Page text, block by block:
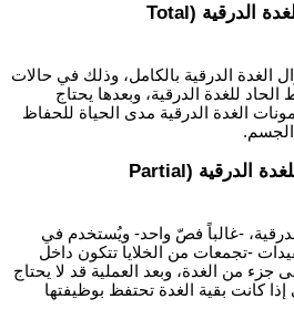
الاستئصال الكامل للغدة الدرقية (Total
الغدة الدرقية بالكامل، وذلك في حالات
الحاد للغدة الدرقية، وبعدها يحتاج
الغدة الدرقية مدى الحياة للحفاظ
الجسم.
الاستئصال الجزئي للغدة الدرقية (Partial
-غالباً فصّ واحد- ويُستخدم في
-تجمعات من الخلايا تتكون داخل
جزء من الغدة، وبعد العملية قد لا يحتاج
كانت بقية الغدة تحتفظ بوظيفتها